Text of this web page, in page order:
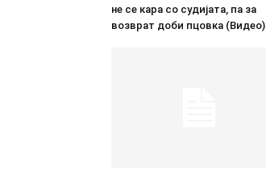
не се кара со судијата, па за
возврат доби пцовка (Видео)